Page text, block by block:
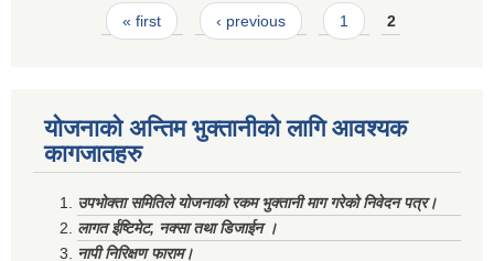
Pages« first ‹ previous 1 2
योजनाको अन्तिम भुक्तानीको लागि आवश्यक
कागजातहरु
उपभोक्ता समितिले योजनाको रकम भुक्तानी माग गरेको निवेदन पत्र।
लागत ईष्टिमेट, नक्सा तथा डिजाईन ।
नापी निरिक्षण फाराम।